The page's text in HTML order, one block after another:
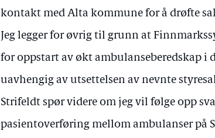
kontakt med Alta kommune for å drøfte
Jeg legger for øvrig til grunn at
for oppstart av økt ambulanseberedskap i
uavhengig av utsettelsen av nevnte
Strifeldt spør videre om jeg vil følge opp
pasientoverføring mellom ambulanser på